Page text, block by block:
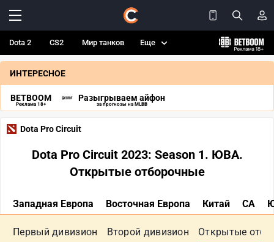
Dota 2 CS2 Мир танков Еще
ИНТЕРЕСНОЕ
BETBOOM
Реклама 18+
Разыгрываем айфон
за прогнозы на MLBB
Dota Pro Circuit
Dota Pro Circuit 2023: Season 1. ЮВА.
Открытые отборочные
Западная Европа Восточная Европа Китай СА
Первый дивизион Второй дивизион Открытые